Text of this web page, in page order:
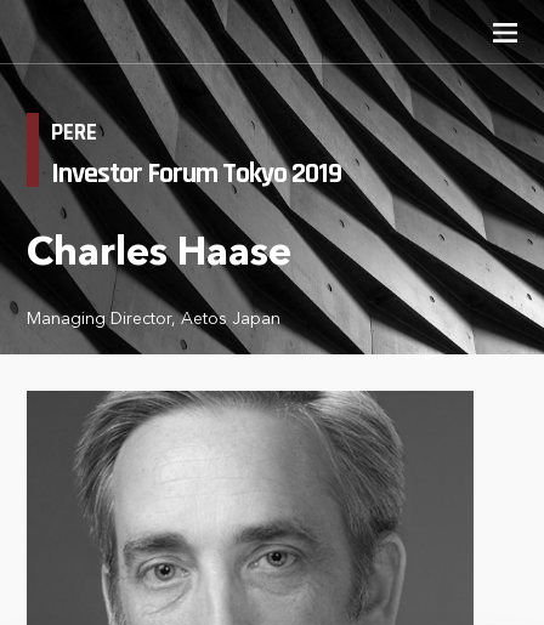
PERE
Investor Forum Tokyo 2019
Charles Haase
Managing Director, Aetos Japan